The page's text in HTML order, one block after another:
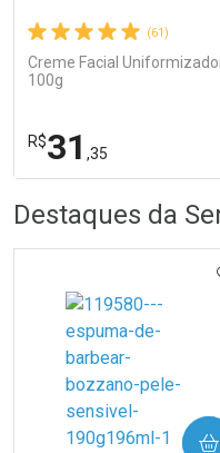
(61)
Creme Facial
100g
R$31 ,35
Laboratório
Por Menos
Destaques da
COMPRAR